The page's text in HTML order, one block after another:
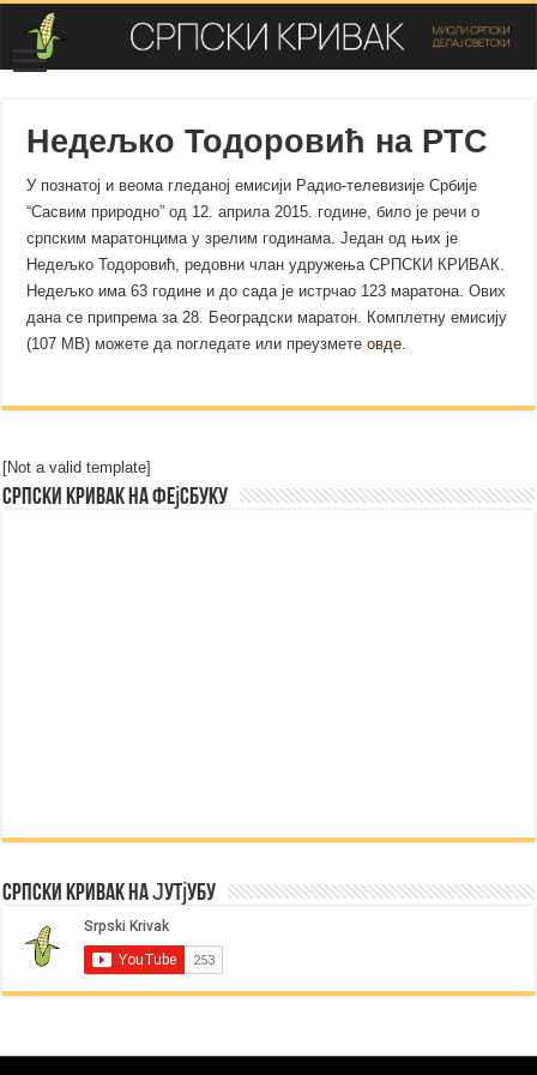
Недељко Тодоровић на РТС
У познатој и веома гледаној емисији Радио-телевизије Србије
“Сасвим природно” од 12. априла 2015. године, било је речи о
српским маратонцима у зрелим годинама. Један од њих је
Недељко Тодоровић, редовни члан удружења СРПСКИ КРИВАК.
Недељко има 63 године и до сада је истрчао 123 маратона. Ових
дана се припрема за 28. Београдски маратон. Комплетну емисију
(107 MB) можете да погледате или преузметеовде
[Not a valid template]
Српски Кривак на Фејсбуку
Српски Кривак на Јутјубу